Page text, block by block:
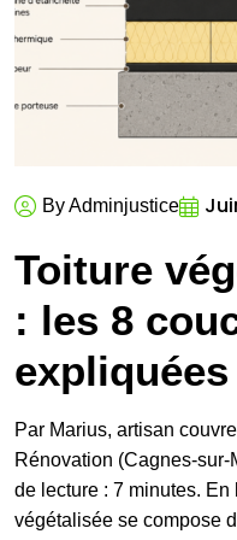
By Adminjustice
Toiture
: les 8
expliquées
Par Marius, artisan
Rénovation (Cagnes-
de lecture : 7 minutes.
végétalisée se compose